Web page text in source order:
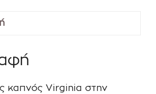
καπνός Virginia στην